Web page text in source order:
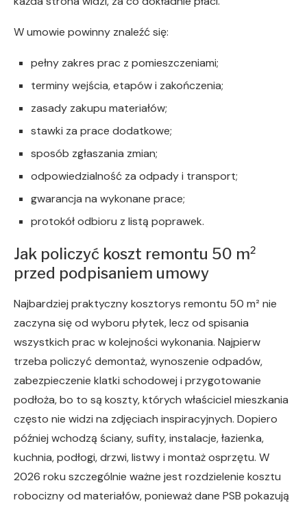
W umowie powinny znaleźć się:
pełny zakres prac z pomieszczeniami;
terminy wejścia, etapów i zakończenia;
zasady zakupu materiałów;
stawki za prace dodatkowe;
sposób zgłaszania zmian;
odpowiedzialność za odpady i transport;
gwarancja na wykonane prace;
protokół odbioru z listą poprawek.
Jak policzyć koszt remontu 50 m²
przed podpisaniem umowy
Najbardziej praktyczny kosztorys remontu 50 m² nie
zaczyna się od wyboru płytek, lecz od spisania
wszystkich prac w kolejności wykonania. Najpierw
trzeba policzyć demontaż, wynoszenie odpadów,
zabezpieczenie klatki schodowej i przygotowanie
podłoża, bo to są koszty, których właściciel mieszkania
często nie widzi na zdjęciach inspiracyjnych. Dopiero
później wchodzą ściany, sufity, instalacje, łazienka,
kuchnia, podłogi, drzwi, listwy i montaż osprzętu. W
2026 roku szczególnie ważne jest rozdzielenie kosztu
robocizny od materiałów, ponieważ dane PSB pokazują